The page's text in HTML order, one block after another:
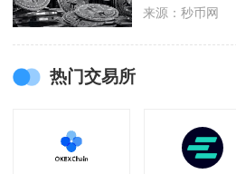
来源：秒币网
热门交易所